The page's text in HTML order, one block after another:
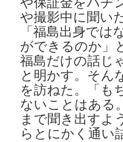
や撮影中に聞い
「福島出身で
ができるのか」
福島だけの話じ
と明かす。そん
を訪ねた。「も
ないことはある
まで聞き出すよ
らとにかく通い